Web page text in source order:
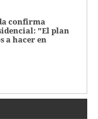
confirma
"El plan
a hacer en